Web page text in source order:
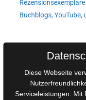
Rezensionsexemplare
Buchblogs, YouTube,
AGB für
Online-Artikel
Manuskripte
Diese Webseite
Serviceleistungen. Mit